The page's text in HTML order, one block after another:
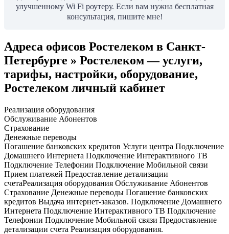
улучшенному Wi Fi роутеру. Если вам нужна бесплатная
консультация, пишите мне!
Адреса офисов Ростелеком в Санкт-
Петербурге » Ростелеком — услуги,
тарифы, настройки, оборудование,
Ростелеком личный кабинет
Реализация оборудования
Обслуживание Абонентов
Страхование
Денежные переводы
Погашение банковских кредитов Услуги центра Подключение
Домашнего Интернета Подключение Интерактивного ТВ
Подключение Телефонии Подключение Мобильной связи
Прием платежей Предоставление детализации
счетаРеализация оборудования Обслуживание Абонентов
Страхование Денежные переводы Погашение банковских
кредитов Выдача интернет-заказов. Подключение Домашнего
Интернета Подключение Интерактивного ТВ Подключение
Телефонии Подключение Мобильной связи Предоставление
детализации счета Реализация оборудования.